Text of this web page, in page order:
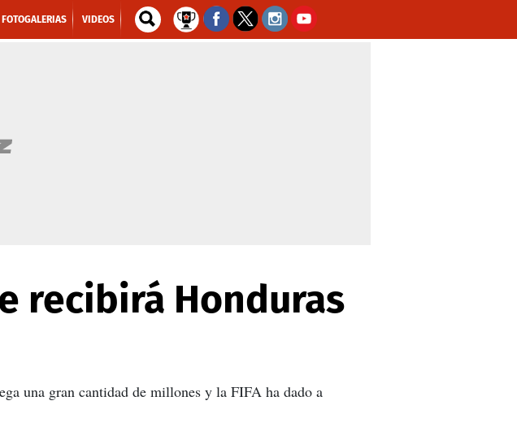
FOTOGALERIAS VIDEOS
recibirá Honduras
una gran cantidad de millones y la FIFA ha dado a